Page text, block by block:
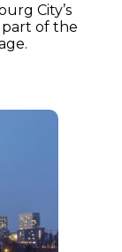
City’s
part of the